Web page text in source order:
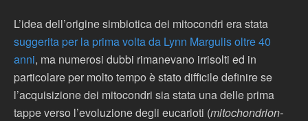
L’idea dell’origine simbiotica dei mitocondri era stata
suggerita per la prima volta da Lynn Margulis oltre 40
anni, ma numerosi dubbi rimanevano irrisolti ed in
particolare per molto tempo è stato difficile definire se
l’acquisizione dei mitocondri sia stata una delle prima
tappe verso l’evoluzione degli eucarioti (mitochondrion-